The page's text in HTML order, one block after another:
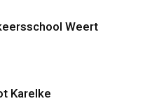
Weert
Karelke